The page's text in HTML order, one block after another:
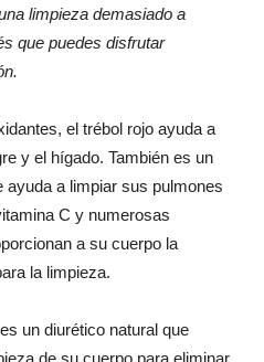
limpieza demasiado a
que puedes disfrutar
el trébol rojo ayuda a
y el hígado. También es un
ayuda a limpiar sus pulmones
C y numerosas
a su cuerpo la
la limpieza.
un diurético natural que
de su cuerpo para eliminar